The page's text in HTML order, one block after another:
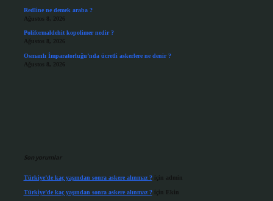
Redline ne demek araba ?
Ağustos 8, 2026
Poliformaldehit kopolimer nedir ?
Ağustos 8, 2026
Osmanlı İmparatorluğu’nda ücretli askerlere ne denir ?
Ağustos 8, 2026
Son yorumlar
Türkiye’de kaç yaşından sonra askere alınmaz ?için admin
Türkiye’de kaç yaşından sonra askere alınmaz ?için Ekin